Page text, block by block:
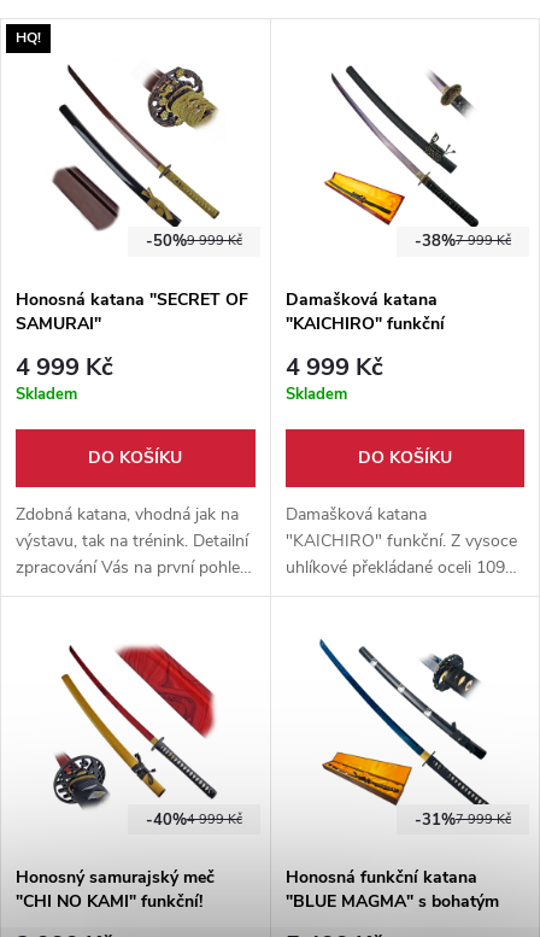
HQ!
9 999 Kč
-50%
Honosná katana "SECRET OF
SAMURAI"
4 999 Kč
Skladem
DO KOŠÍKU
Zdobná katana, vhodná jak na
výstavu, tak na trénink. Detailní
zpracování Vás na první pohled
zaujme, krom toho meč oplývá
není klasicky stříbrné, ale v
barvě zvané bordó.
7 999 Kč
-38%
Damašková katana
"KAICHIRO" funkční
4 999 Kč
Skladem
DO KOŠÍKU
Damašková katana
"KAICHIRO" funkční. Z vysoce
uhlíkové překládané oceli 1095.
Tradiční způsob výroby.
kůží. Záštita ozdobená zlatými
draky. Vrstva rejnočí kůže na
4 999 Kč
-40%
Honosný samurajský meč
"CHI NO KAMI" funkční!
7 999 Kč
-31%
Honosná funkční katana
"BLUE MAGMA" s bohatým